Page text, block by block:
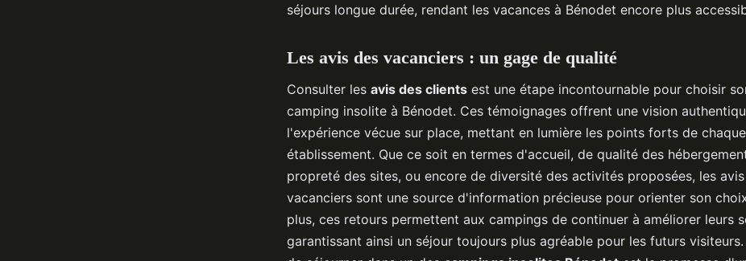
séjours longue durée, rendant les vacances à Bénodet encore plus
Les avis des vacanciers : un gage de qualité
Consulter les avis des clients est une étape incontournable pour choisir
camping insolite à Bénodet. Ces témoignages offrent une vision
l'expérience vécue sur place, mettant en lumière les points forts de chaque
établissement. Que ce soit en termes d'accueil, de qualité des
propreté des sites, ou encore de diversité des activités proposées, les
vacanciers sont une source d'information précieuse pour orienter son
plus, ces retours permettent aux campings de continuer à améliorer leurs
garantissant ainsi un séjour toujours plus agréable pour les futurs